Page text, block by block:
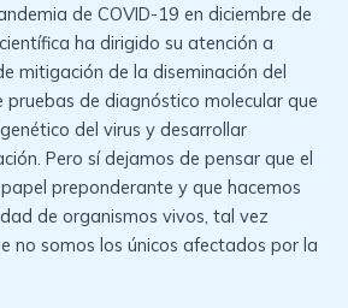
de COVID-19 en diciembre de
ha dirigido su atención a
mitigación de la diseminación del
pruebas de diagnóstico molecular que
del virus y desarrollar
Pero sí dejamos de pensar que el
preponderante y que hacemos
de organismos vivos, tal vez
no somos los únicos afectados por la